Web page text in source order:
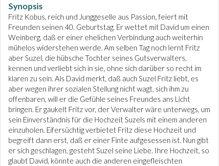
Synopsis
Fritz Kobus, reich und Junggeselle aus Passion, feiert mit
Freunden seinen 40. Geburtstag. Er wettet mit David um einen
Weinberg, daß er einer ehelichen Verbindung auch weiterhin
mühelos widerstehen werde. Am selben Tag noch lernt Fritz
aber Suzel, die hübsche Tochter seines Gutsverwalters,
kennen und verliebt sich in sie, ohne sich darüber so recht im
klaren zu sein. Als David merkt, daß auch Suzel Fritz liebt, es
aber wegen ihrer sozialen Stellung nicht wagt, sich ihm zu
offenbaren, will er die Gefühle seines Freundes ans Licht
bringen. Er gaukelt Fritz vor, der Verwalter wäre unterwegs, um
sein Einverständnis für die Hochzeit Suzels mit einem anderen
einzuholen. Eifersüchtig verbietet Fritz diese Hochzeit und
begreift dann erst, daß er einer Finte aufgesessen ist. Nun gibt
er sich geschlagen, gesteht Suzel seine Liebe. Ihre Hochzeit, so
glaubt David, könnte auch die anderen eingefleischten